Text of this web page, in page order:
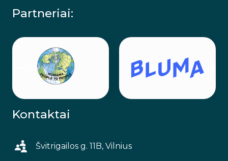
Partneriai:
Kontaktai
Švitrigailos g. 11B, Vilnius